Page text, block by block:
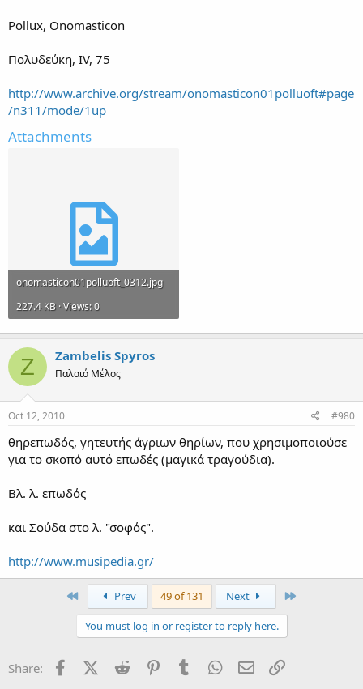
Pollux, Onomasticon
Πολυδεύκη, IV, 75
http://www.archive.org/stream/onomasticon01polluoft#page
/n311/mode/1up
Attachments
onomasticon01polluoft_0312.jpg
227.4 KB · Views: 0
Z Zambelis Spyros
Παλαιό Μέλος
Oct 12, 2010 #980
θηρεπωδός, γητευτής άγριων θηρίων, που χρησιμοποιούσε
για το σκοπό αυτό επωδές (μαγικά τραγούδια).
Βλ. λ. επωδός
και Σούδα στο λ. "σοφός".
http://www.musipedia.gr/
First Prev 49 of 131 Next
You must log in or register to reply here.
Share: FacebookX (Twitter)
Reddit PinterestTumblr WhatsApp
Email